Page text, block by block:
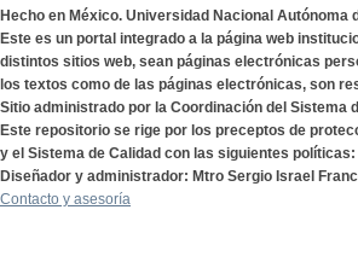
Hecho en México. Universidad Nacional
Este es un portal integrado a la página web
distintos sitios web, sean páginas electrónicas
los textos como de las páginas electrónicas, son
Sitio administrado por la Coordinación del Sistema
Este repositorio se rige por los preceptos de
y el Sistema de Calidad con las siguientes políticas:
Diseñador y administrador: Mtro Sergio Israel
Contacto y asesoría